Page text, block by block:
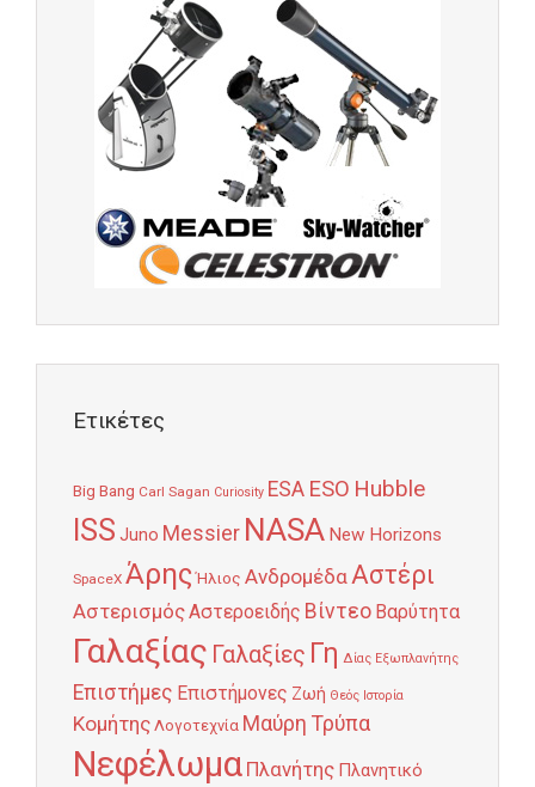
Ετικέτες
Big Bang Carl Sagan Curiosity ESA ESO Hubble
ISS Juno Messier NASA New Horizons
SpaceX Άρης Ήλιος ΑνδρομέδαΑστέρι
ΑστερισμόςΑστεροειδής Βίντεο Βαρύτητα
Γαλαξίας Γαλαξίες Γη Δίας Εξωπλανήτης
Επιστήμες Επιστήμονες Ζωή Θεός Ιστορία
Κομήτης Λογοτεχνία Μαύρη Τρύπα
Νεφέλωμα Πλανήτης Πλανητικό